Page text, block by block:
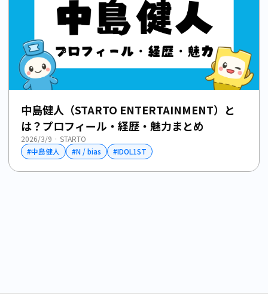
中島健人（STARTO ENTERTAINMENT）と
は？プロフィール・経歴・魅力まとめ
2026/3/9 · STARTO
#中島健人 #N / bias #IDOL1ST